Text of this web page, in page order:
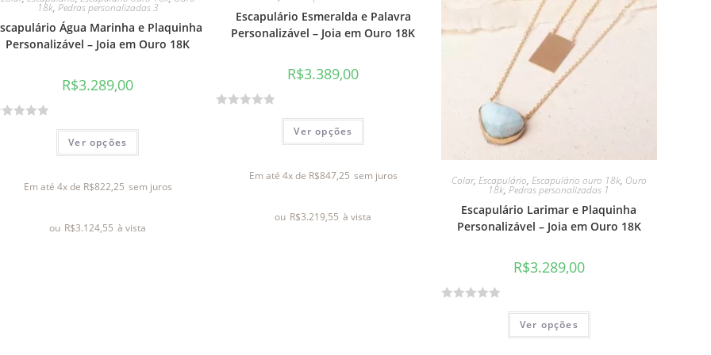
18k, Pedras personalizadas 3
Água Marinha e Plaquinha
Personalizável – Joia em Ouro 18K
R$3.289,00
Ver opções
Em até 4x de R$822,25 sem juros
ou R$3.124,55 à vista
Escapulário Esmeralda e Palavra
Personalizável – Joia em Ouro 18K
R$3.389,00
Ver opções
Em até 4x de R$847,25 sem juros
ou R$3.219,55 à vista
Colar, Escapulário, Escapulário ouro 18k, Ouro
18k,Pedras personalizadas 1
Escapulário Larimar e Plaquinha
Personalizável – Joia em Ouro 18K
R$3.289,00
Ver opções